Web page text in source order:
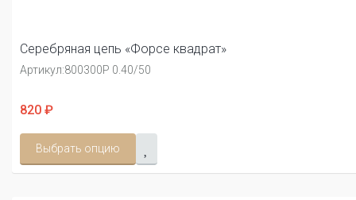
Серебряная цепь «Форсе квадрат»
Артикул:800300Р 0.40/50
820 ₽
Выбрать опцию